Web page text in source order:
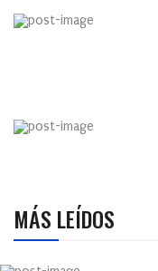
MÁS LEÍDOS